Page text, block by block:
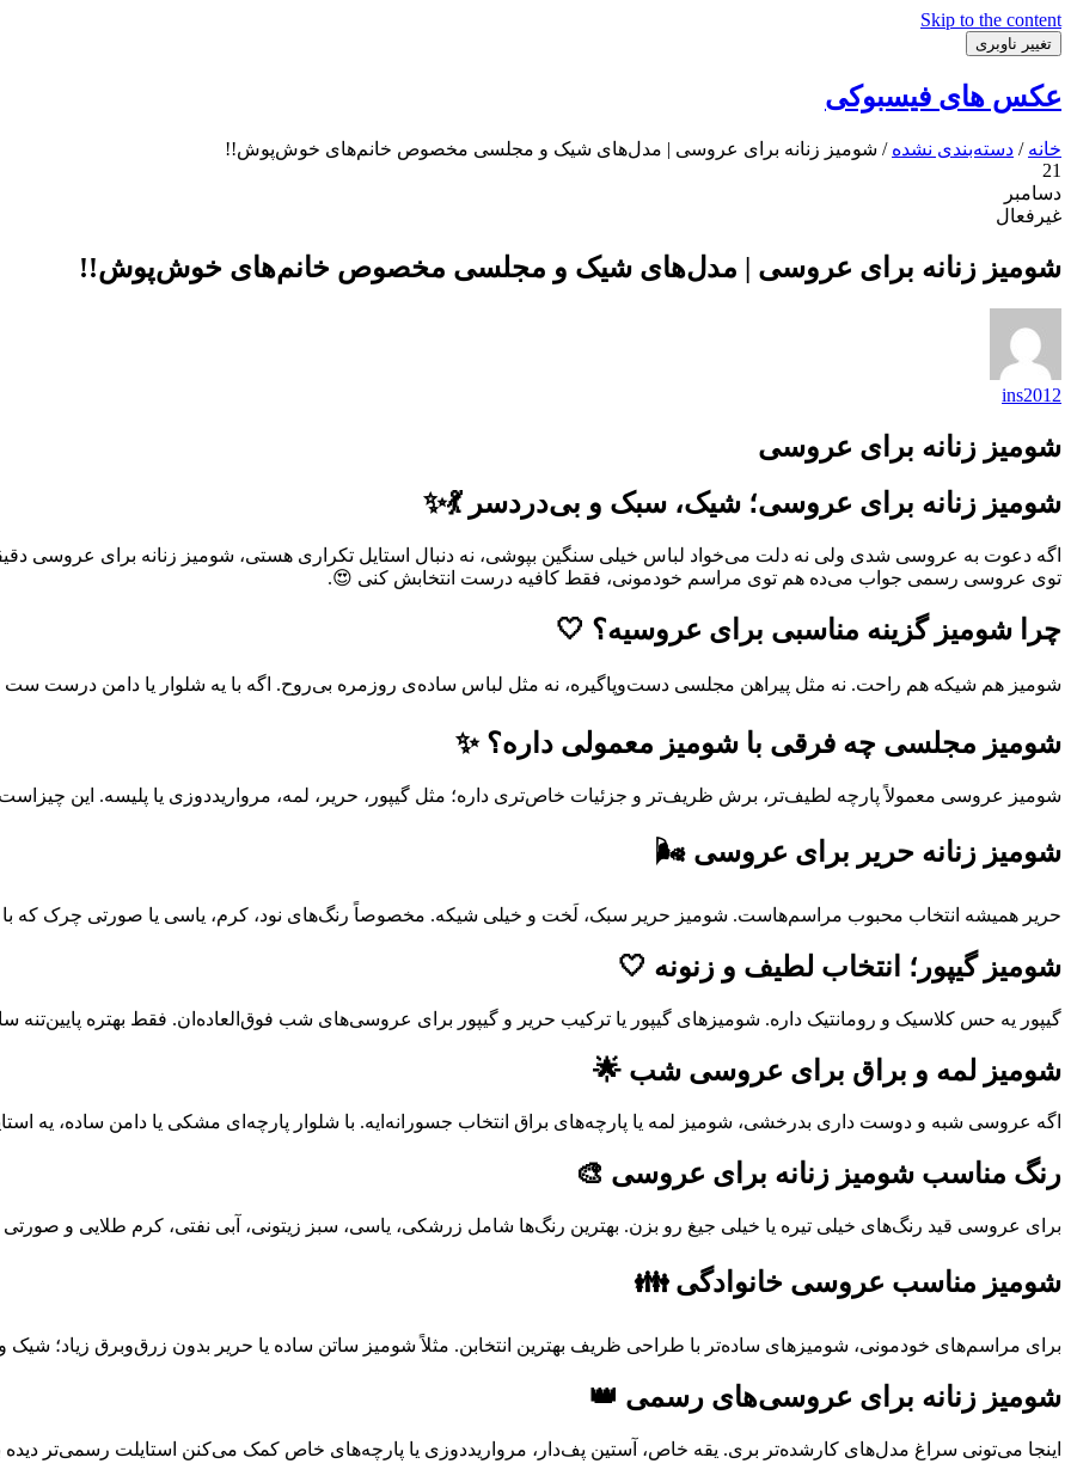
Skip to the content
تغییر ناوبری
عکس های فیسبوکی
خانه / دسته‌بندی نشده / شومیز زنانه برای عروسی | مدل‌های شیک و مجلسی مخصوص خانم‌های خوش‌پوش!!
21
دسامبر
غیرفعال
شومیز زنانه برای عروسی | مدل‌های شیک و مجلسی مخصوص خانم‌های خوش‌پوش!!
ins2012
شومیز زنانه برای عروسی
شومیز زنانه برای عروسی؛ شیک، سبک و بی‌دردسر 💃✨
اگه دعوت به عروسی شدی ولی نه دلت می‌خواد لباس خیلی سنگین بپوشی، نه دنبال استایل تکراری هستی، شومیز زنانه برای عروسی
توی عروسی‌ رسمی جواب می‌ده هم توی مراسم خودمونی، فقط کافیه درست انتخابش کنی 😍.
چرا شومیز گزینه مناسبی برای عروسیه؟ 🤍
شومیز هم شیکه هم راحت. نه مثل پیراهن مجلسی دست‌وپاگیره، نه مثل لباس ساده‌ی روزمره بی‌روح. اگه با یه شلوار یا دامن درست ست
شومیز مجلسی چه فرقی با شومیز معمولی داره؟ ✨
شومیز عروسی معمولاً پارچه لطیف‌تر، برش ظریف‌تر و جزئیات خاص‌تری داره؛ مثل گیپور، حریر، لمه، مرواریددوزی یا پلیسه. این
شومیز زنانه حریر برای عروسی 🌬️
حریر همیشه انتخاب محبوب مراسم‌هاست. شومیز حریر سبک، لَخت و خیلی شیکه. مخصوصاً رنگ‌های نود، کرم، یاسی یا صورتی چرک که
شومیز گیپور؛ انتخاب لطیف و زنونه 🤍
گیپور یه حس کلاسیک و رومانتیک داره. شومیزهای گیپور یا ترکیب حریر و گیپور برای عروسی‌های شب فوق‌العاده‌ان. فقط بهتره پایین‌تنه
شومیز لمه و براق برای عروسی شب 🌟
اگه عروسی شبه و دوست داری بدرخشی، شومیز لمه یا پارچه‌های براق انتخاب جسورانه‌ایه. با شلوار پارچه‌ای مشکی یا دامن ساده، یه
رنگ مناسب شومیز زنانه برای عروسی 🎨
برای عروسی قید رنگ‌های خیلی تیره یا خیلی جیغ رو بزن. بهترین رنگ‌ها شامل زرشکی، یاسی، سبز زیتونی، آبی نفتی، کرم طلایی و
شومیز مناسب عروسی خانوادگی 👪
برای مراسم‌های خودمونی، شومیزهای ساده‌تر با طراحی ظریف بهترین انتخابن. مثلاً شومیز ساتن ساده یا حریر بدون زرق‌وبرق زیاد؛ شیک
شومیز زنانه برای عروسی‌های رسمی 👑
اینجا می‌تونی سراغ مدل‌های کارشده‌تر بری. یقه خاص، آستین پف‌دار، مرواریددوزی یا پارچه‌های خاص کمک می‌کنن استایلت رسمی‌تر دیده